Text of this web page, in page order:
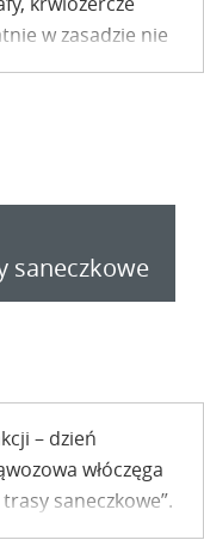
w zasadzie nie
dostatek,
saneczkowe
– dzień
włóczęga
saneczkowe”.